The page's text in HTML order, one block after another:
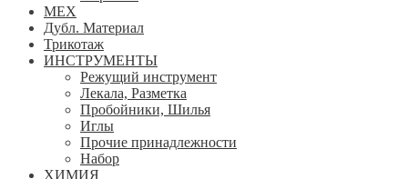
МЕХ
Дубл. Материал
Трикотаж
ИНСТРУМЕНТЫ
Режущий инструмент
Лекала, Разметка
Пробойники, Шилья
Иглы
Прочие принадлежности
Набор
ХИМИЯ